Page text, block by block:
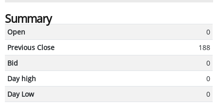
Summary
Open
0
Previous Close
188
Bid
0
Day high
0
Day Low
0